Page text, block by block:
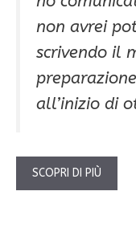
non avrei
scrivendo il
all’inizio di
SCOPRI DI PIÙ